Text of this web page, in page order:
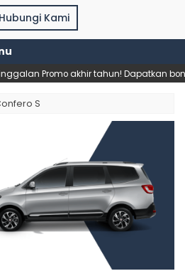
Hubungi Kami
Promo akhir tahun! Dapatkan
S